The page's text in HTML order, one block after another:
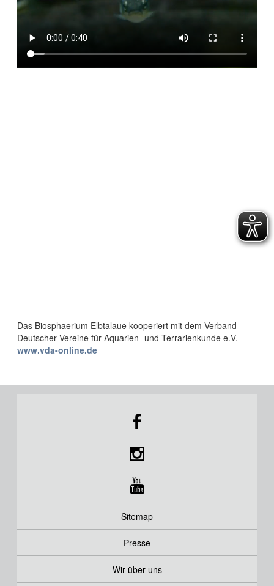
Das Biosphaerium Elbtalaue kooperiert mit dem Verband
Deutscher Vereine für Aquarien- und Terrarienkunde e.V.
www.vda-online.de
Sitemap
Presse
Wir über uns